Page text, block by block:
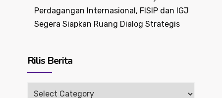
Perdagangan Internasional, FISIP dan IGJ
Segera Siapkan Ruang Dialog Strategis
Rilis Berita
Rilis